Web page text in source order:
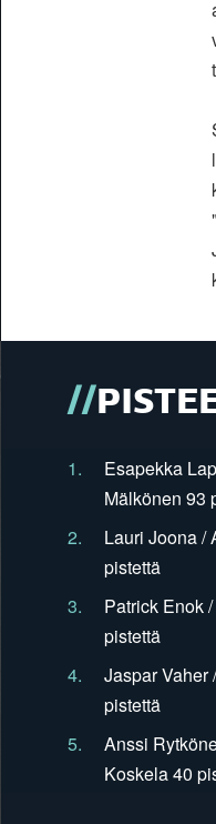
1.
Esapekka
Mälkönen 93
2.
Lauri Joona /
pistettä
3.
Patrick Enok
pistettä
4.
Jaspar Vaher
pistettä
5.
Anssi
Koskela 40